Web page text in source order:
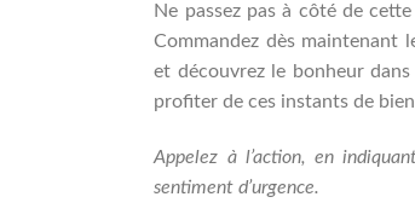
Ne passez pas à côté de
Commandez dès maintenant
et découvrez le bonheur
profiter de ces instants de
Appelez à l’action, en
sentiment d’urgence.